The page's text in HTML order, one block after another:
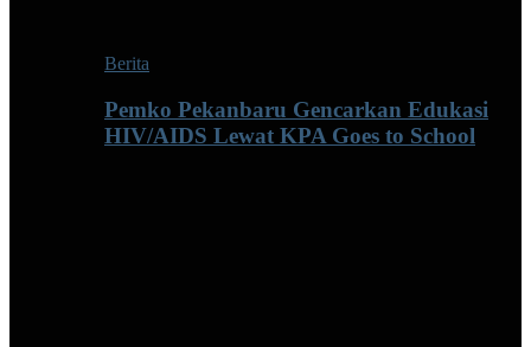
Berita
Pemko Pekanbaru Gencarkan Edukasi
HIV/AIDS Lewat KPA Goes to School